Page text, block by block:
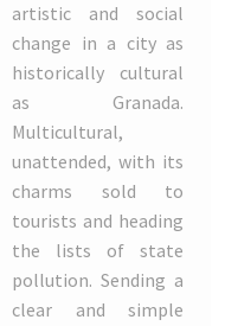
artistic and social
change in a city as
historically cultural
as Granada.
Multicultural,
unattended, with its
charms sold to
tourists and heading
the lists of state
pollution. Sending a
clear and simple